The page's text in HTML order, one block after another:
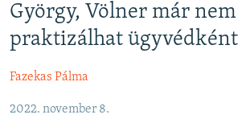
oldalra
Ugrás
tartalomjegyzékre
PODCASTOK
ELEMZŐ
NER15
György, Völner már nem
praktizálhat ügyvédként
Fazekas Pálma
2022. november 8.
FELIRATKOZÁS